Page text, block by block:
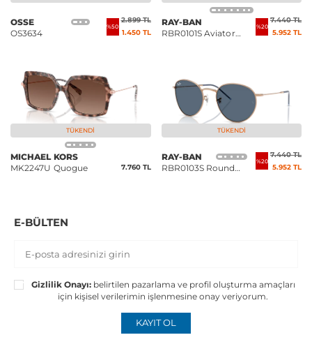
OSSE
OS3634
%50
2.899 TL
1.450 TL
RAY-BAN
RBR0101S Aviator
%20
7.440 TL
5.952 TL
TÜKENDI
MICHAEL KORS
MK2247U Quogue
7.760 TL
TÜKENDI
RAY-BAN
RBR0103S Round
%20
7.440 TL
5.952 TL
E-BÜLTEN
Gizlilik Onayı:belirtilen pazarlama ve profil oluşturma amaçları
için kişisel verilerimin işlenmesine onay veriyorum.
KAYIT OL